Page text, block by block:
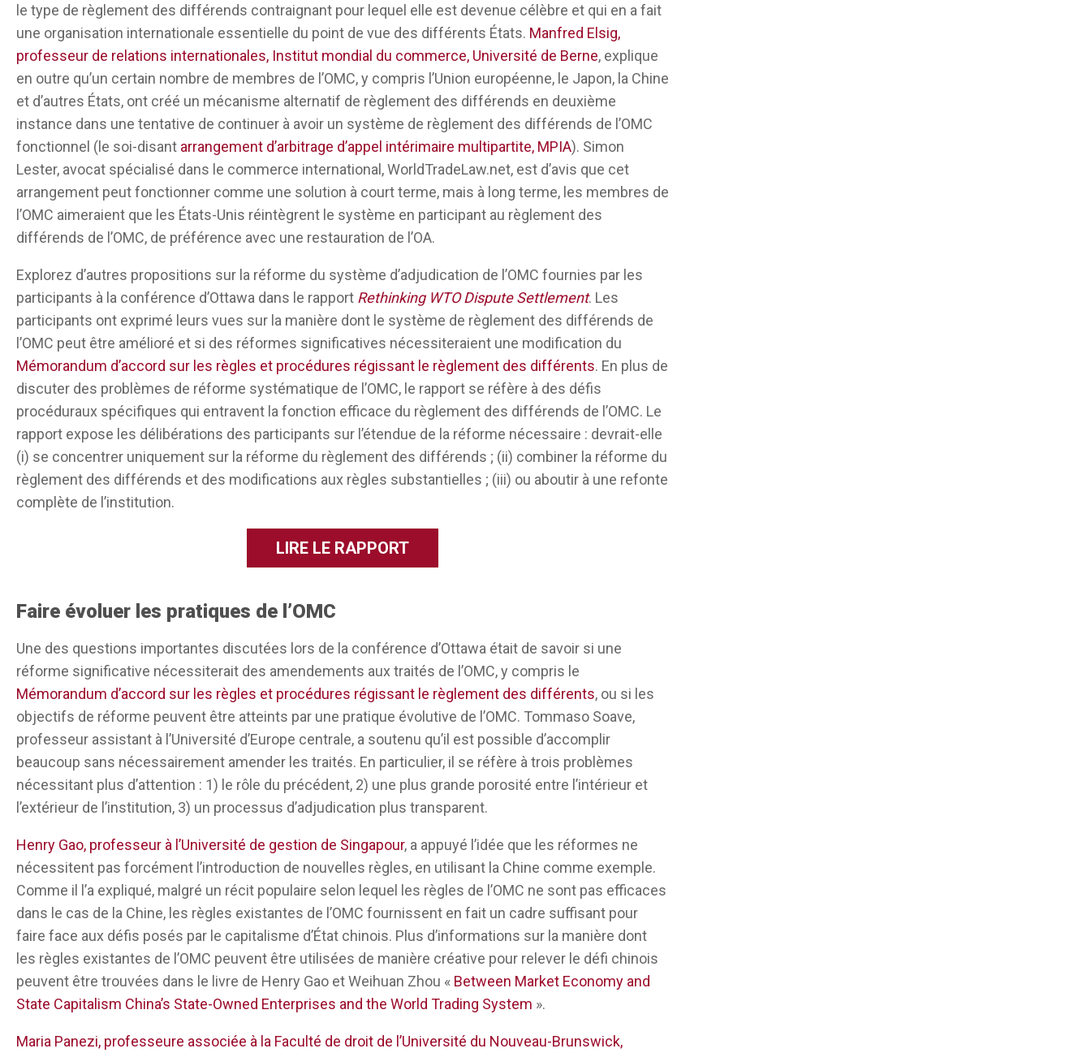
Le précédent est important, mais ce n’est pas un rite sacré, ce n’est pas non plus quelque
chose d’intouchable, car si l’on ne touche jamais à un précédent, il s’étoffe et devient très
difficile à gérer. Cela ne se fait pas en modifiant les traités. Cela se fait par la pratique. La
deuxième chose est que nous avons besoin d’une plus grande porosité entre l’intérieur et
l’extérieur de l’institution, et la troisième chose est la transparence. Pendant longtemps, le
processus de règlement des différends a été entouré de mystère, on ne voyait que le point
final, la publication du rapport. Je pense que de nombreuses mesures peuvent être prises
pour rendre le processus plus transparent.
Les règles existantes de l’OMC fournissent en fait des moyens suffisants pour relever le
défi posé par le capitalisme d’État chinois. Nous examinons l’histoire de la réforme des
entreprises d’État chinoises et nous examinons également comment utiliser de manière
créative les règles existantes de l’OMC pour relever le défi chinois, en partie en réponse à
une idée très répandue aujourd’hui selon laquelle les règles existantes de l’OMC sont
insuffisantes et que nous avons donc besoin de nouvelles règles. Nous plaidons qu’en fait,
vous n’avez pas besoin de nouvelles règles.
Cela ressemble donc un peu à une impasse, non? En fonction de ce que vous regardez et du
jour de la semaine ou du mois lors duquel vous le regardez, cela ressemblera un peu à une
impasse, mais tout d’abord, la gouvernance du commerce international n’est pas morte, c’est
juste qu’elle se déroule d’une manière différente. Les parties semblent résoudre les
différends et, en même temps, si vous êtes dans une crise existentielle, mais que quelque
chose fonctionne vraiment, vous essayez de comprendre dans ce contexte ce qui
fonctionne et comment nous pouvons le reproduire dans les domaines les plus
problématiques. Ainsi, en ce qui concerne le règlement des différends, devrions-nous
créer différentes filières et différents mécanismes qui fonctionnent indépendamment les
uns des autres et qui peuvent être plus efficaces d’une certaine manière? S’agit-il d’un
problème d’efficacité ? S’agit-il d’un problème de capital politique ? Devons-nous faire revenir
certaines personnes à la table des négociations ? Quels types d’incitatifs donnez-vous à
certains pays et à certaines alliances pour qu’ils reviennent à l’OMC ? Peut-être que le fait de
trouver des mécanismes qui fonctionnent pour ces partenaires commerciaux géants
permet de maintenir la légitimité du système, parce qu’on ne peut pas se contenter de
satisfaire une ou deux parties – il faut maintenir un certain type de légitimité et il faut être un
peu fidèle à son passé. Ainsi, quoi qu’il soit advenu de l’OMC, il existe un acquis, comme
nous le disons, dans l’Union européenne, de sorte que cet acquis peut avoir besoin d’être
d’un jeu d’échecs multidimensionnel et je ne suis pas sûr qu’il y ait une fin à ce jeu et je ne
suis pas sûr qu’il y ait une solution unique qui permette de gagner sur tous les tableaux.
Ce qui se passe, c’est que les États-Unis se considèrent comme ayant un rôle particulier
dans le monde, comme une sorte de superpuissance mondiale, et ils se sentent maintenant
menacés, je pense que c’est assez juste de dire, vous savez, vous pouvez juste passer en
revue ce que le Congrès à propos de la Chine, de la montée en puissance de la Chine.
À l’origine, au cours des 75 dernières années, la sécurité était l’exception. Les
gouvernements se sont surtout concentrés sur les relations économiques. Ce que nous
le type de règlement des différends contraignant pour lequel elle est devenue célèbre et qui en a fait
une organisation internationale essentielle du point de vue des différents États. Manfred Elsig,
professeur de relations internationales, Institut mondial du commerce, Université de Berne, explique
en outre qu’un certain nombre de membres de l’OMC, y compris l’Union européenne, le Japon, la Chine
et d’autres États, ont créé un mécanisme alternatif de règlement des différends en deuxième
instance dans une tentative de continuer à avoir un système de règlement des différends de l’OMC
fonctionnel (le soi-disant arrangement d’arbitrage d’appel intérimaire multipartite, MPIA). Simon
Lester, avocat spécialisé dans le commerce international, WorldTradeLaw.net, est d’avis que cet
arrangement peut fonctionner comme une solution à court terme, mais à long terme, les membres de
l’OMC aimeraient que les États-Unis réintègrent le système en participant au règlement des
différends de l’OMC, de préférence avec une restauration de l’OA.
Explorez d’autres propositions sur la réforme du système d’adjudication de l’OMC fournies par les
participants à la conférence d’Ottawa dans le rapport Rethinking WTO Dispute Settlement. Les
participants ont exprimé leurs vues sur la manière dont le système de règlement des différends de
l’OMC peut être amélioré et si des réformes significatives nécessiteraient une modification du
Mémorandum d’accord sur les règles et procédures régissant le règlement des différents. En plus de
discuter des problèmes de réforme systématique de l’OMC, le rapport se réfère à des défis
procéduraux spécifiques qui entravent la fonction efficace du règlement des différends de l’OMC. Le
rapport expose les délibérations des participants sur l’étendue de la réforme nécessaire : devrait-elle
(i) se concentrer uniquement sur la réforme du règlement des différends ; (ii) combiner la réforme du
règlement des différends et des modifications aux règles substantielles ; (iii) ou aboutir à une refonte
complète de l’institution.
LIRE LE RAPPORT
Faire évoluer les pratiques de l’OMC
Une des questions importantes discutées lors de la conférence d’Ottawa était de savoir si une
réforme significative nécessiterait des amendements aux traités de l’OMC, y compris le
Mémorandum d’accord sur les règles et procédures régissant le règlement des différents, ou si les
objectifs de réforme peuvent être atteints par une pratique évolutive de l’OMC. Tommaso Soave,
professeur assistant à l’Université d’Europe centrale, a soutenu qu’il est possible d’accomplir
beaucoup sans nécessairement amender les traités. En particulier, il se réfère à trois problèmes
nécessitant plus d’attention : 1) le rôle du précédent, 2) une plus grande porosité entre l’intérieur et
l’extérieur de l’institution, 3) un processus d’adjudication plus transparent.
Henry Gao, professeur à l’Université de gestion de Singapour, a appuyé l’idée que les réformes ne
nécessitent pas forcément l’introduction de nouvelles règles, en utilisant la Chine comme exemple.
Comme il l’a expliqué, malgré un récit populaire selon lequel les règles de l’OMC ne sont pas efficaces
dans le cas de la Chine, les règles existantes de l’OMC fournissent en fait un cadre suffisant pour
faire face aux défis posés par le capitalisme d’État chinois. Plus d’informations sur la manière dont
les règles existantes de l’OMC peuvent être utilisées de manière créative pour relever le défi chinois
peuvent être trouvées dans le livre de Henry Gao et Weihuan Zhou « Between Market Economy and
State Capitalism China’s State-Owned Enterprises and the World Trading System ».
Maria Panezi, professeure associée à la Faculté de droit de l’Université du Nouveau-Brunswick,